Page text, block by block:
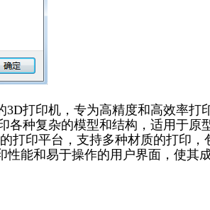
3D打印机，专为高精度和高效率打
各种复杂的模型和结构，适用于原
打印平台，支持多种材质的打印
能和易于操作的用户界面，使其